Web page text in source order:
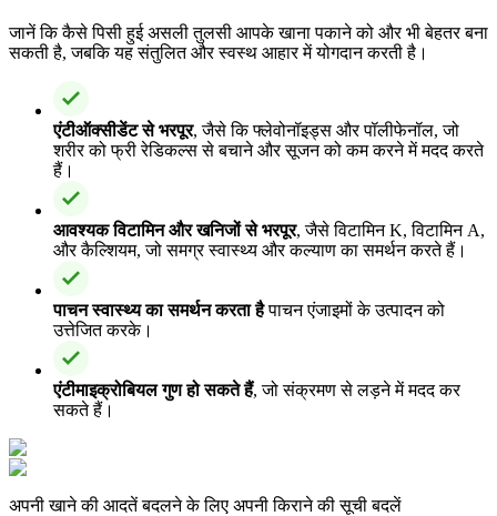
जानें कि कैसे पिसी हुई असली तुलसी आपके खाना पकाने को और भी बेहतर बना
सकती है, जबकि यह संतुलित और स्वस्थ आहार में योगदान करती है।
एंटीऑक्सीडेंट से भरपूर, जैसे कि फ्लेवोनॉइड्स और पॉलीफेनॉल, जो
शरीर को फ्री रेडिकल्स से बचाने और सूजन को कम करने में मदद करते
हैं।
आवश्यक विटामिन और खनिजों से भरपूर, जैसे विटामिन K, विटामिन A,
और कैल्शियम, जो समग्र स्वास्थ्य और कल्याण का समर्थन करते हैं।
पाचन स्वास्थ्य का समर्थन करता हैपाचन एंजाइमों के उत्पादन को
उत्तेजित करके।
एंटीमाइक्रोबियल गुण हो सकते हैं, जो संक्रमण से लड़ने में मदद कर
सकते हैं।
अपनी खाने की आदतें बदलने के लिए अपनी किराने की सूची बदलें